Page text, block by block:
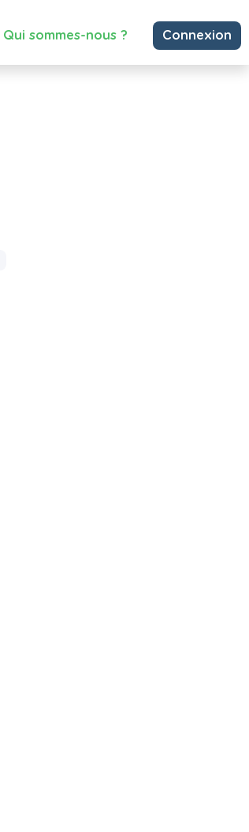
Qui sommes-nous ? Connexion